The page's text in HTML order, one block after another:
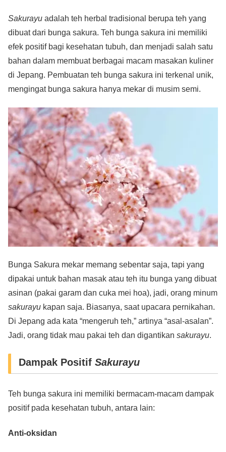
Sakurayu adalah teh herbal tradisional berupa teh yang
dibuat dari bunga sakura. Teh bunga sakura ini memiliki
efek positif bagi kesehatan tubuh, dan menjadi salah satu
bahan dalam membuat berbagai macam masakan kuliner
di Jepang. Pembuatan teh bunga sakura ini terkenal unik,
mengingat bunga sakura hanya mekar di musim semi.
Bunga Sakura mekar memang sebentar saja, tapi yang
dipakai untuk bahan masak atau teh itu bunga yang dibuat
asinan (pakai garam dan cuka mei hoa), jadi, orang minum
sakurayu kapan saja. Biasanya, saat upacara pernikahan.
Di Jepang ada kata “mengeruh teh,” artinya “asal-asalan”.
Jadi, orang tidak mau pakai teh dan digantikan sakurayu.
Dampak Positif Sakurayu
Teh bunga sakura ini memiliki bermacam-macam dampak
positif pada kesehatan tubuh, antara lain:
Anti-oksidan